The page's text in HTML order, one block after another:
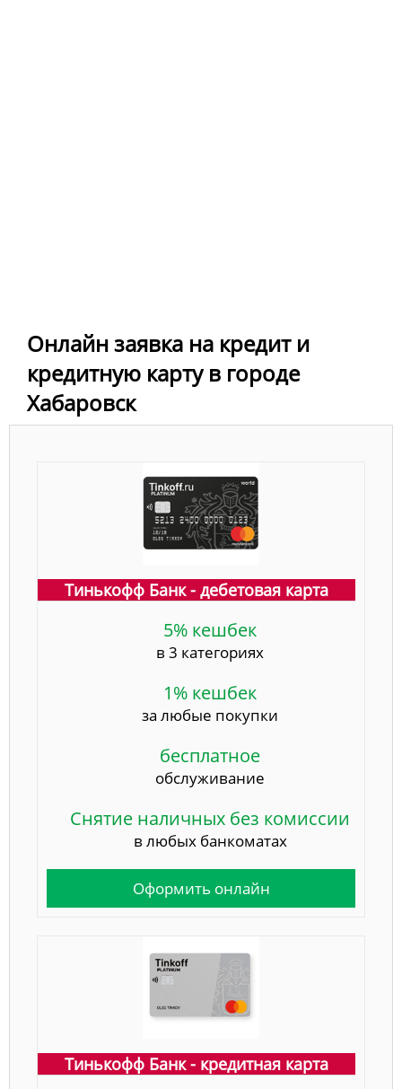
Онлайн заявка на кредит и
кредитную карту в городе
Хабаровск
Тинькофф Банк - дебетовая карта
5% кешбек
в 3 категориях
1% кешбек
за любые покупки
бесплатное
обслуживание
Снятие наличных без комиссии
в любых банкоматах
Оформить онлайн
Тинькофф Банк - кредитная карта